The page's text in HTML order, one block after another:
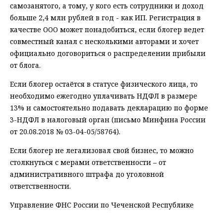
самозанятого, а тому, у кого есть сотрудники и доход
больше 2,4 млн рублей в год - как ИП. Регистрация в
качестве ООО может понадобиться, если блогер ведет
совместный канал с несколькими авторами и хочет
официально договориться о распределении прибыли
от блога.
Если блогер остаётся в статусе физического лица, то
необходимо ежегодно уплачивать НДФЛ в размере
13% и самостоятельно подавать декларацию по форме
3-НДФЛ в налоговый орган (письмо Минфина России
от 20.08.2018 № 03-04-05/58764).
Если блогер не легализовал свой бизнес, то можно
столкнуться с мерами ответственности – от
административного штрафа до уголовной
ответственности.
Управление ФНС России по Чеченской Республике